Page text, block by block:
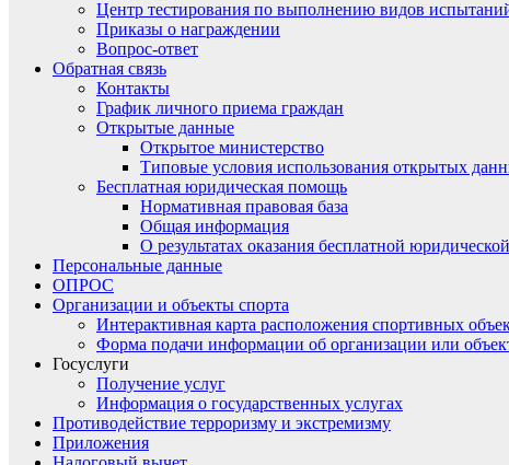
Центр тестирования по выполнению видов
Приказы о награждении
Вопрос-ответ
Обратная связь
Контакты
График личного приема граждан
Открытые данные
Открытое министерство
Типовые условия использования открытых
Бесплатная юридическая помощь
Нормативная правовая база
Общая информация
О результатах оказания бесплатной
Персональные данные
ОПРОС
Организации и объекты спорта
Интерактивная карта расположения спортивных
Форма подачи информации об организации или
Госуслуги
Получение услуг
Информация о государственных услугах
Противодействие терроризму и экстремизму
Приложения